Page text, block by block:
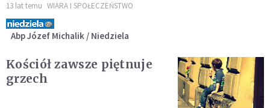
13 lat temu WIARA I SPOŁECZEŃSTWO
Abp Józef Michalik / Niedziela
Kościół zawsze piętnuje
grzech